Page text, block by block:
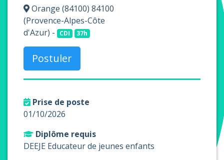
Orange (84100) 84100
(Provence-Alpes-Côte
d'Azur) -
CDI 37h
Postuler
Prise de poste
01/10/2026
Diplôme requis
DEEJE Educateur de jeunes enfants